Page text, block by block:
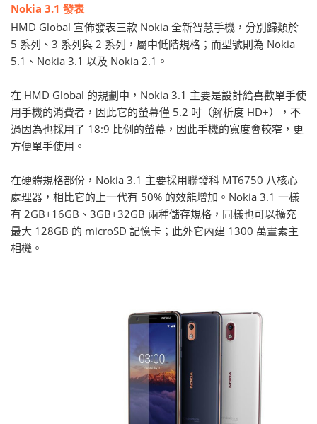
Nokia 3.1 發表
HMD Global 宣佈發表三款 Nokia 全新智慧手機，分別歸類於
5 系列、3 系列與 2 系列，屬中低階規格；而型號則為 Nokia
5.1、Nokia 3.1 以及 Nokia 2.1。
在 HMD Global 的規劃中，Nokia 3.1 主要是設計給喜歡單手使
用手機的消費者，因此它的螢幕僅 5.2 吋（解析度 HD+），不
過因為也採用了 18:9 比例的螢幕，因此手機的寬度會較窄，更
方便單手使用。
在硬體規格部份，Nokia 3.1 主要採用聯發科 MT6750 八核心
處理器，相比它的上一代有 50% 的效能增加。Nokia 3.1 一樣
有 2GB+16GB、3GB+32GB 兩種儲存規格，同樣也可以擴充
最大 128GB 的 microSD 記憶卡；此外它內建 1300 萬畫素主
相機。